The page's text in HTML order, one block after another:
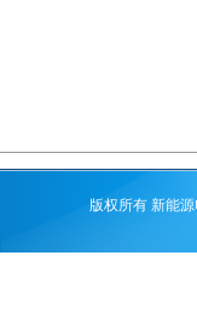
版权所有 新能